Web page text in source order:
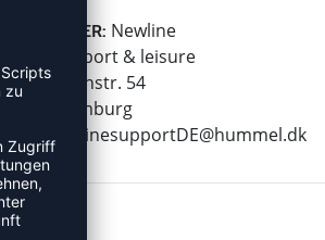
HERSTELLER: Newline
hummel sport & leisure
Leverkusenstr. 54
22761 Hamburg
E-Mail:
onlinesupportDE@hummel.dk